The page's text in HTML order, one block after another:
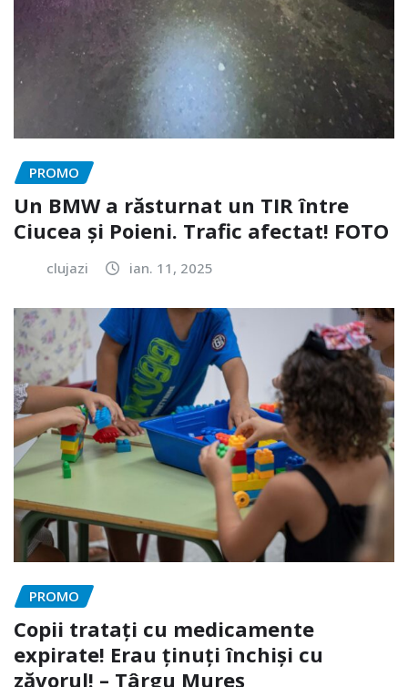
PROMO
Un BMW a răsturnat un TIR între
Ciucea și Poieni. Trafic afectat! FOTO
clujazi ian. 11, 2025
PROMO
Copii tratați cu medicamente
expirate! Erau ținuți închiși cu
zăvorul! – Târgu Mureș